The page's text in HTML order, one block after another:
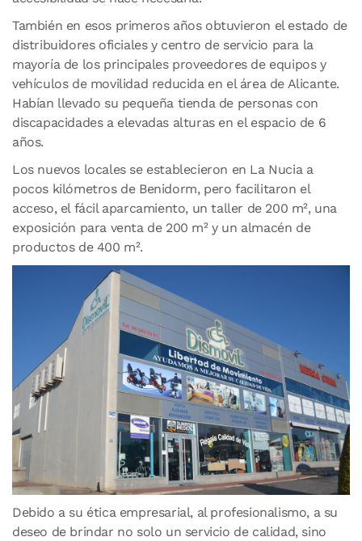
También en esos primeros años obtuvieron el estado de
distribuidores oficiales y centro de servicio para la
mayoría de los principales proveedores de equipos y
vehículos de movilidad reducida en el área de Alicante.
Habían llevado su pequeña tienda de personas con
discapacidades a elevadas alturas en el espacio de 6
años.
Los nuevos locales se establecieron en La Nucia a
pocos kilómetros de Benidorm, pero facilitaron el
acceso, el fácil aparcamiento, un taller de 200 m², una
exposición para venta de 200 m² y un almacén de
productos de 400 m².
Debido a su ética empresarial, al profesionalismo, a su
deseo de brindar no solo un servicio de calidad, sino